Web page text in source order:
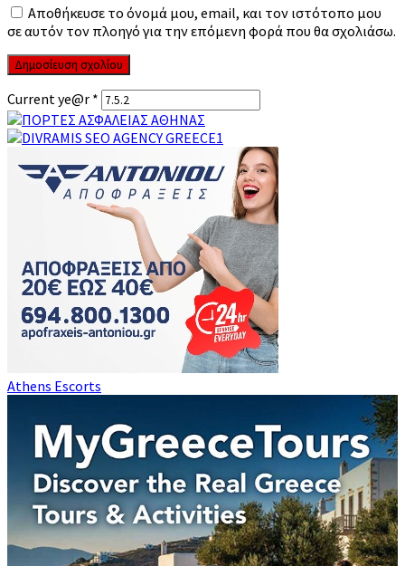
Αποθήκευσε το όνομά μου, email, και τον ιστότοπο μου
σε αυτόν τον πλοηγό για την επόμενη φορά που θα σχολιάσω.
Current ye@r *
Athens Escorts